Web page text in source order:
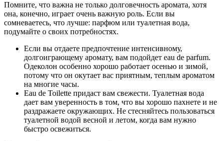
Помните, что важна не только долговечность аромата, хотя
она, конечно, играет очень важную роль. Если вы
сомневаетесь, что лучше: парфюм или туалетная вода,
подумайте о своих потребностях.
Если вы отдаете предпочтение интенсивному,
долгоиграющему аромату, вам подойдет eau de parfum.
Одеколон особенно хорошо работает осенью и зимой,
потому что он окутает вас приятным, теплым ароматом
на многие часы.
Eau de Toilette придаст вам свежести. Туалетная вода
дает вам уверенность в том, что вы хорошо пахнете и не
раздражаете окружающих. Не стесняйтесь пользоваться
туалетной водой весной и летом, когда вам нужно
быстро освежиться.